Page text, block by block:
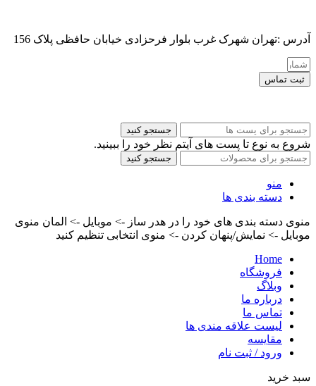
آدرس :تهران شهرک غرب بلوار فرحزادی خیابان حافظی پلاک 156
ثبت تماس
جستجو کنید
شروع به نوع تا پست های آیتم نظر خود را ببینید.
جستجو کنید
منو
دسته بندی ها
منوی دسته بندی های خود را در هدر ساز -> موبایل -> المان منوی
موبایل -> نمایش/پنهان کردن -> منوی انتخابی تنظیم کنید
Home
فروشگاه
وبلاگ
درباره ما
تماس ما
لیست علاقه مندی ها
مقایسه
ورود / ثبت نام
سبد خرید